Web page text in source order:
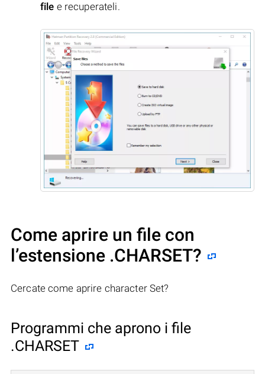
file e recuperateli.
Come aprire un file con
l’estensione .CHARSET?
Cercate come aprire character Set?
Programmi che aprono i file
.CHARSET